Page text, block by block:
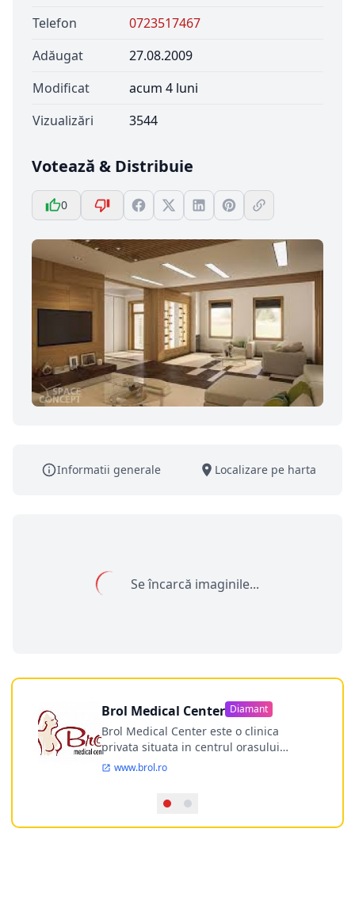
Telefon
0723517467
Adăugat
27.08.2009
Modificat
acum 4 luni
Vizualizări
3544
Votează & Distribuie
0
Informatii generale Localizare pe harta
Se încarcă imaginile...
Brol Medical Center Diamant
Brol Medical Center este o clinica
privata situata in centrul orasului
Timisoara avand o experienta de
desfasoara activitatea intr-un spital
ultramodern.
www.brol.ro